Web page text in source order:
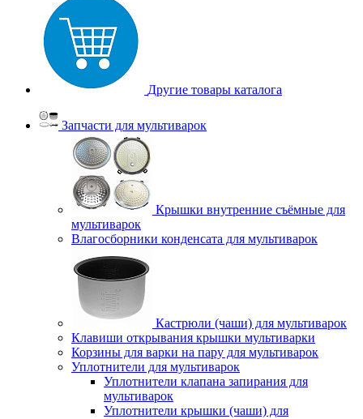
Другие товары каталога
Запчасти для мультиварок
Крышки внутренние съёмные для
мультиварок
Влагосборники конденсата для мультиварок
Кастрюли (чаши) для мультиварок
Клавиши открывания крышки мультиварки
Корзины для варки на пару для мультиварок
Уплотнители для мультиварок
Уплотнители клапана запирания для
мультиварок
Уплотнители крышки (чаши) для